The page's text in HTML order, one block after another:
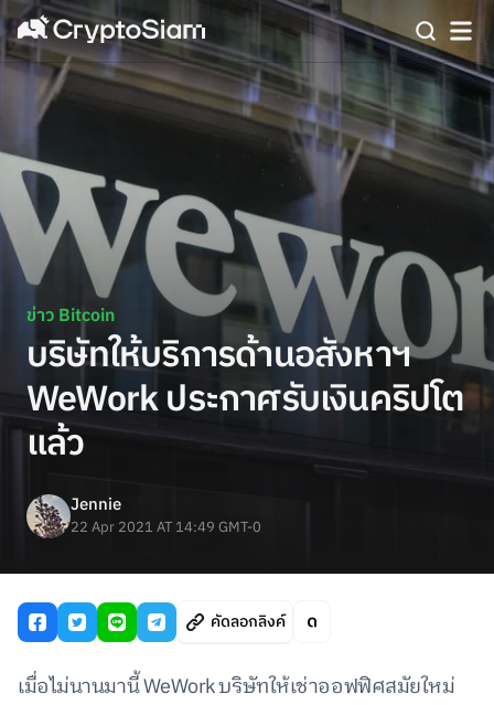
ข่าว Bitcoin
บริษัทให้บริการด้านอสังหาฯ
WeWork ประกาศรับเงินคริปโต
แล้ว
Jennie
22 Apr 2021 AT 14:49 GMT-0
คัดลอกลิงค์
เมื่อไม่นานมานี้ WeWork บริษัทให้เช่าออฟฟิศสมัยใหม่